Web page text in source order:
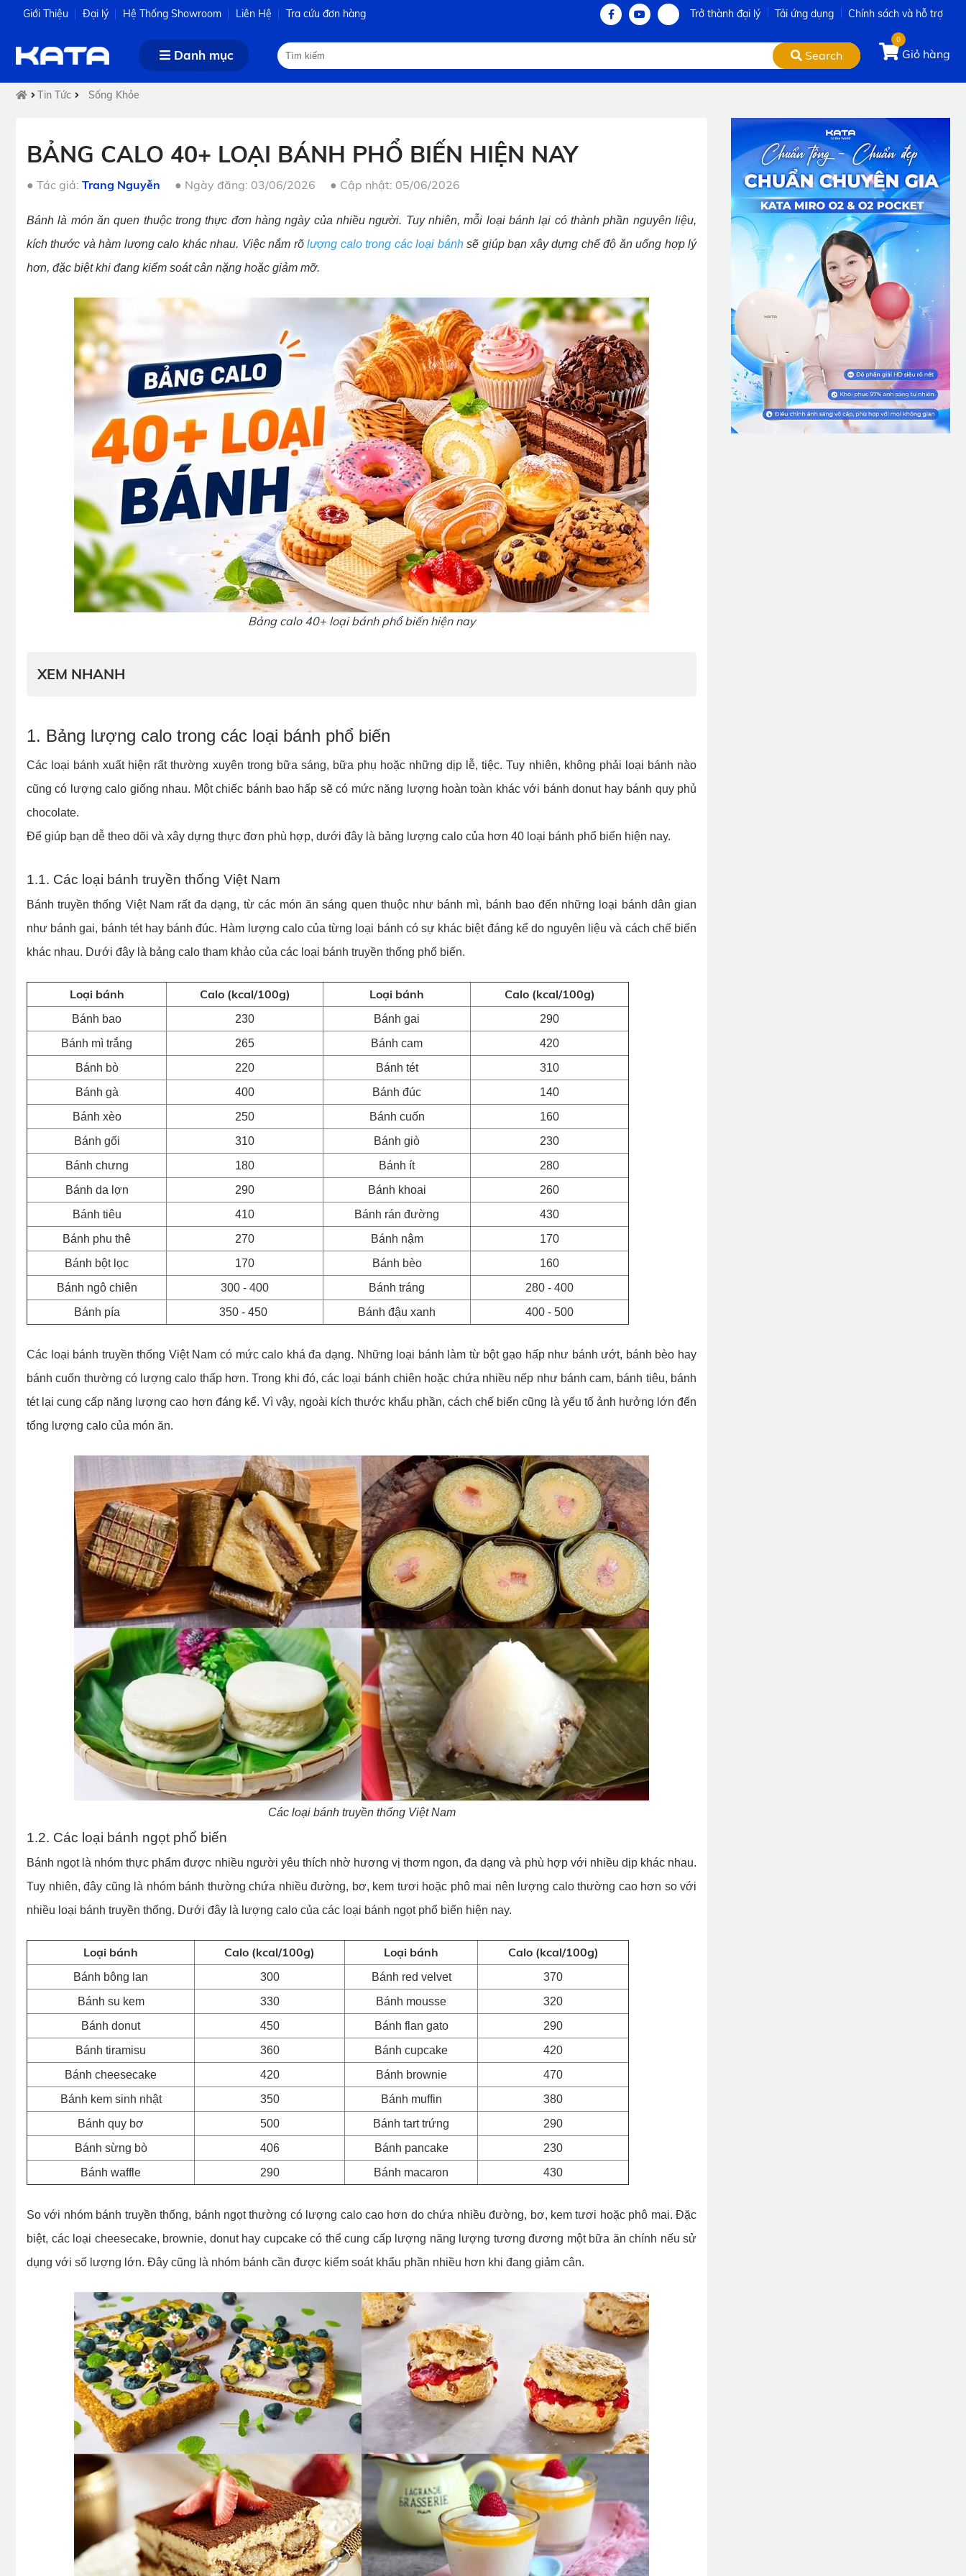
Giới Thiệu Đại lý Hệ Thống Showroom Liên Hệ Tra cứu đơn hàng Trở thành đại lý Tải ứng dụng Chính sách và hỗ trợ
Danh mục Search
0
Giỏ hàng
Tin Tức Sống Khỏe
BẢNG CALO 40+ LOẠI BÁNH PHỔ BIẾN HIỆN NAY
● Tác giả: Trang Nguyễn ● Ngày đăng: 03/06/2026 ● Cập nhật: 05/06/2026
Bánh là món ăn quen thuộc trong thực đơn hàng ngày của nhiều người. Tuy nhiên, mỗi loại bánh lại có thành phần nguyên liệu,
kích thước và hàm lượng calo khác nhau. Việc nắm rõlượng calo trong các loại bánhsẽ giúp bạn xây dựng chế độ ăn uống hợp lý
hơn, đặc biệt khi đang kiểm soát cân nặng hoặc giảm mỡ.
Bảng calo 40+ loại bánh phổ biến hiện nay
XEM NHANH
1. Bảng lượng calo trong các loại bánh phổ biến
Các loại bánh xuất hiện rất thường xuyên trong bữa sáng, bữa phụ hoặc những dịp lễ, tiệc. Tuy nhiên, không phải loại bánh nào
cũng có lượng calo giống nhau. Một chiếc bánh bao hấp sẽ có mức năng lượng hoàn toàn khác với bánh donut hay bánh quy phủ
chocolate.
Để giúp bạn dễ theo dõi và xây dựng thực đơn phù hợp, dưới đây là bảng lượng calo của hơn 40 loại bánh phổ biến hiện nay.
1.1. Các loại bánh truyền thống Việt Nam
Bánh truyền thống Việt Nam rất đa dạng, từ các món ăn sáng quen thuộc như bánh mì, bánh bao đến những loại bánh dân gian
như bánh gai, bánh tét hay bánh đúc. Hàm lượng calo của từng loại bánh có sự khác biệt đáng kể do nguyên liệu và cách chế biến
khác nhau. Dưới đây là bảng calo tham khảo của các loại bánh truyền thống phổ biến.
Loại bánh Calo (kcal/100g) Loại bánh Calo (kcal/100g)
Bánh bao 230 Bánh gai
290
Bánh mì trắng
265 Bánh cam
420
Bánh bò
220 Bánh tét
310
Bánh gà
400 Bánh đúc
140
Bánh xèo
250 Bánh cuốn
160
Bánh gối
310 Bánh giò
230
Bánh chưng
180 Bánh ít
280
Bánh da lợn
290 Bánh khoai
260
Bánh tiêu
410 Bánh rán đường
430
Bánh phu thê
270 Bánh nậm
170
Bánh bột lọc
170 Bánh bèo
160
Bánh ngô chiên
300 - 400 Bánh tráng
280 - 400
Bánh pía
350 - 450 Bánh đậu xanh 400 - 500
Các loại bánh truyền thống Việt Nam có mức calo khá đa dạng. Những loại bánh làm từ bột gạo hấp như bánh ướt, bánh bèo hay
bánh cuốn thường có lượng calo thấp hơn. Trong khi đó, các loại bánh chiên hoặc chứa nhiều nếp như bánh cam, bánh tiêu, bánh
tét lại cung cấp năng lượng cao hơn đáng kể. Vì vậy, ngoài kích thước khẩu phần, cách chế biến cũng là yếu tố ảnh hưởng lớn đến
tổng lượng calo của món ăn.
Các loại bánh truyền thống Việt Nam
1.2. Các loại bánh ngọt phổ biến
Bánh ngọt là nhóm thực phẩm được nhiều người yêu thích nhờ hương vị thơm ngon, đa dạng và phù hợp với nhiều dịp khác nhau.
Tuy nhiên, đây cũng là nhóm bánh thường chứa nhiều đường, bơ, kem tươi hoặc phô mai nên lượng calo thường cao hơn so với
nhiều loại bánh truyền thống. Dưới đây là lượng calo của các loại bánh ngọt phổ biến hiện nay.
Loại bánh Calo (kcal/100g) Loại bánh Calo (kcal/100g)
Bánh bông lan 300 Bánh red velvet
370
Bánh su kem
330 Bánh mousse
320
Bánh donut
450 Bánh flan gato
290
Bánh tiramisu
360 Bánh cupcake
420
Bánh cheesecake
420 Bánh brownie
470
Bánh kem sinh nhật
350 Bánh muffin
380
Bánh quy bơ
500 Bánh tart trứng
290
Bánh sừng bò
406 Bánh pancake
230
Bánh waffle
290 Bánh macaron 430
So với nhóm bánh truyền thống, bánh ngọt thường có lượng calo cao hơn do chứa nhiều đường, bơ, kem tươi hoặc phô mai. Đặc
biệt, các loại cheesecake, brownie, donut hay cupcake có thể cung cấp lượng năng lượng tương đương một bữa ăn chính nếu sử
dụng với số lượng lớn. Đây cũng là nhóm bánh cần được kiểm soát khẩu phần nhiều hơn khi đang giảm cân.